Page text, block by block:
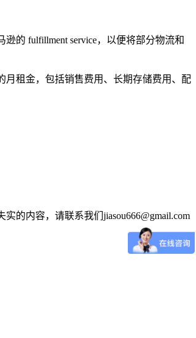
的 fulfillment service，以便将部分物流和
月租金，包括销售费用、长期存储费用、配
的内容，请联系我们jiasou666@gmail.com